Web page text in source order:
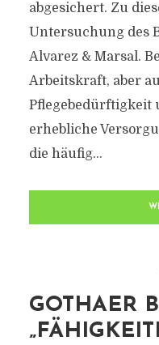
abgesichert. Zu
Untersuchung des
Alvarez & Marsal.
Arbeitskraft, aber
Pflegebedürftigkeit
erhebliche
die häufig...
GOTHAER